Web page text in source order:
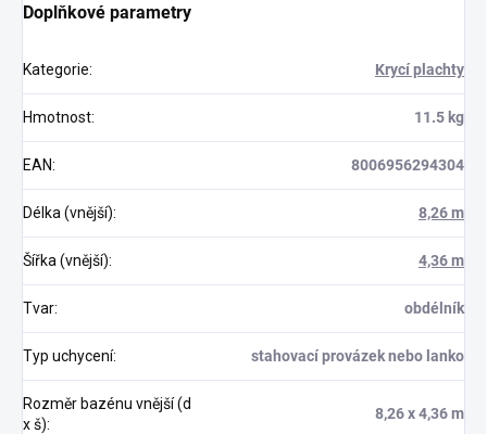
Doplňkové parametry
Kategorie: Krycí plachty
Hmotnost: 11.5 kg
EAN: 8006956294304
Délka (vnější): 8,26 m
Šířka (vnější): 4,36 m
Tvar: obdélník
Typ uchycení: stahovací provázek nebo lanko
Rozměr bazénu vnější (d
x š):
8,26 x 4,36 m